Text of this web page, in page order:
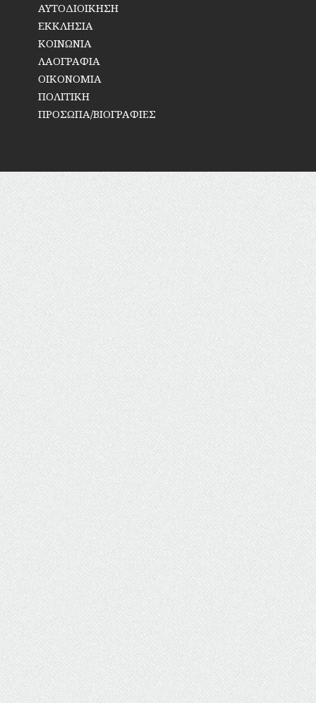
ΑΥΤΟΔΙΟΙΚΗΣΗ
ΕΚΚΛΗΣΙΑ
ΚΟΙΝΩΝΙΑ
ΛΑΟΓΡΑΦΙΑ
ΟΙΚΟΝΟΜΙΑ
ΠΟΛΙΤΙΚΗ
ΠΡΟΣΩΠΑ/ΒΙΟΓΡΑΦΙΕΣ